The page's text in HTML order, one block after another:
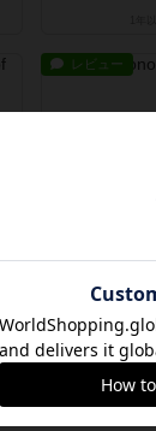
レビュー
モ
1903年にエ
費出版した『
1年